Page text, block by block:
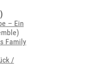
– Ein
Family
/